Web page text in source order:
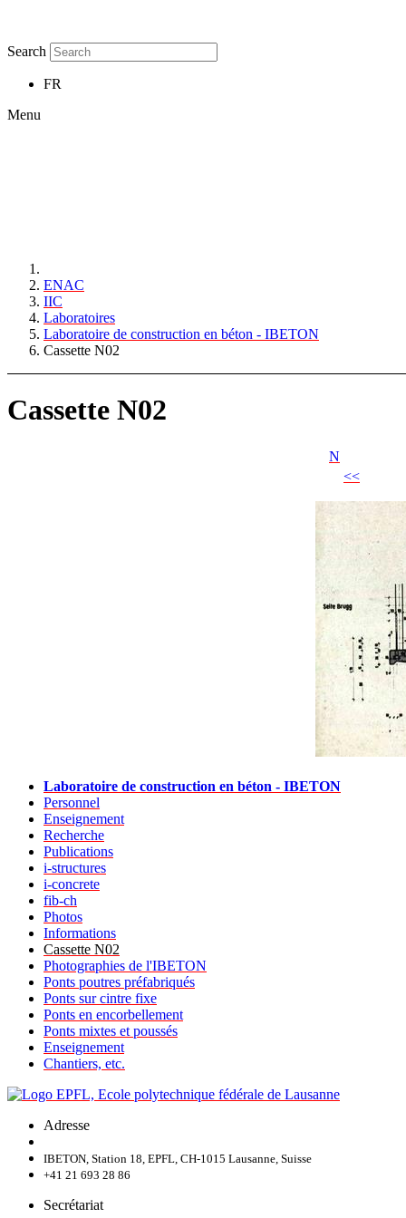
Search
FR
Menu
ENAC
IIC
Laboratoires
Laboratoire de construction en béton - IBETON
Cassette N02
Cassette N02
N
<<
Laboratoire de construction en béton - IBETON
Personnel
Enseignement
Recherche
Publications
i-structures
i-concrete
fib-ch
Photos
Informations
Cassette N02
Photographies de l'IBETON
Ponts poutres préfabriqués
Ponts sur cintre fixe
Ponts en encorbellement
Ponts mixtes et poussés
Enseignement
Chantiers, etc.
Adresse
IBETON, Station 18, EPFL, CH-1015 Lausanne, Suisse
+41 21 693 28 86
Secrétariat